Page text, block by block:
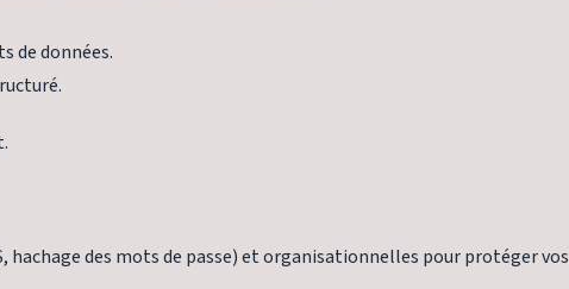
de données.
des mots de passe) et organisationnelles pour protéger vos